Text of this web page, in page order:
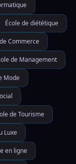
École de diététique
Commerce
de Management
Mode
de Tourisme
Luxe
en ligne